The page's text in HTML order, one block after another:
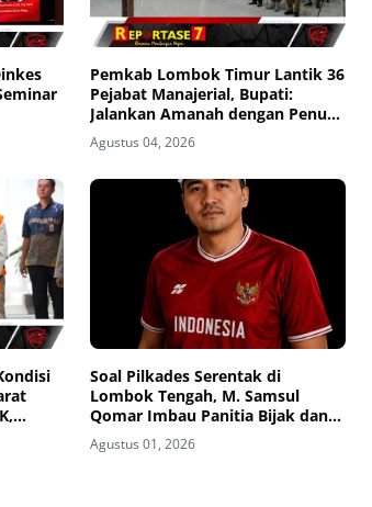
Pemkab Lombok Timur Lantik 36
Pejabat Manajerial, Bupati:
Jalankan Amanah dengan Penuh
Tanggung Jawab
Agustus 04, 2026
Soal Pilkades Serentak di
Lombok Tengah, M. Samsul
Qomar Imbau Panitia Bijak dan
Calon Kades Hindari Money
Politics
Agustus 01, 2026